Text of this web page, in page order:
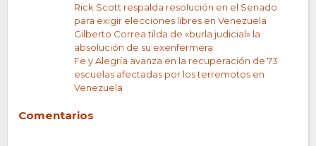
Rick Scott respalda resolución en el Senado
para exigir elecciones libres en Venezuela
Gilberto Correa tilda de «burla judicial» la
absolución de su exenfermera
Fe y Alegría avanza en la recuperación de 73
escuelas afectadas por los terremotos en
Venezuela
Comentarios